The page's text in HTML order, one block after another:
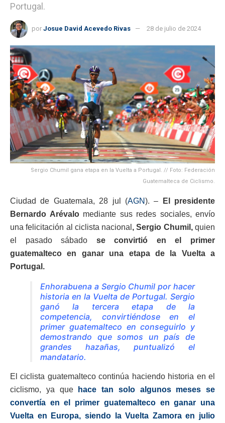
Portugal.
por Josue David Acevedo Rivas 28 de julio de 2024
Sergio Chumil gana etapa en la Vuelta a Portugal. // Foto: Federación
Guatemalteca de Ciclismo.
Ciudad de Guatemala, 28 jul (AGN). – El presidente
Bernardo Arévalomediante sus redes sociales, envío
una felicitación al ciclista nacional , Sergio Chumil,quien
el pasado sábado se convirtió en el primer
guatemalteco en ganar una etapa de la Vuelta a
Portugal.
Enhorabuena a Sergio Chumil por hacer
historia en la Vuelta de Portugal. Sergio
ganó la tercera etapa de la
competencia, convirtiéndose en el
primer guatemalteco en conseguirlo y
demostrando que somos un país de
grandes hazañas, puntualizó el
mandatario.
El ciclista guatemalteco continúa haciendo historia en el
ciclismo, ya que
hace tan solo algunos meses se
convertía en el primer guatemalteco en ganar una
Vuelta en Europa, siendo la Vuelta Zamora en julio